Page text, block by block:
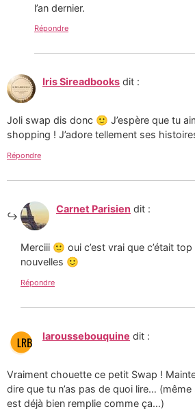
l’an dernier.
Répondre
Iris Sireadbooks dit :
Joli swap dis donc 🙂 J’espère que tu
shopping ! J’adore tellement ses
Répondre
Carnet Parisien dit :
Merciii 🙂 oui c’est vrai que c’était top
nouvelles 🙂
Répondre
laroussebouquine dit :
Vraiment chouette ce petit Swap !
dire que tu n’as pas de quoi lire… (même
est déjà bien remplie comme ça…)